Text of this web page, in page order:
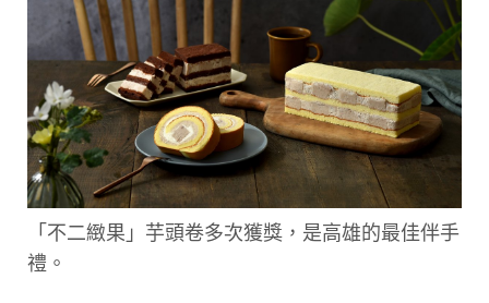
「不二緻果」芋頭卷多次獲獎，是高雄的最佳伴手
禮。